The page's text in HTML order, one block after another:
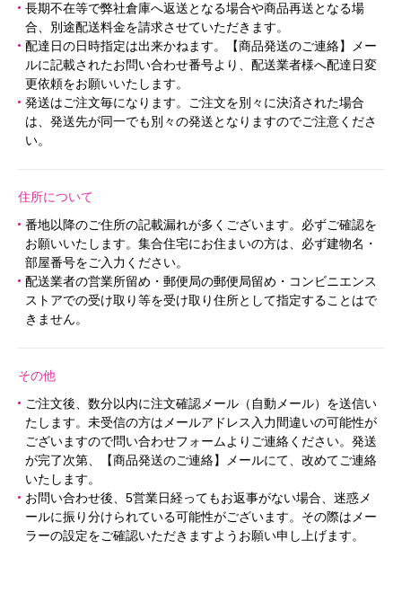
長期不在等で弊社倉庫へ返送となる場合や商品再送となる場
合、別途配送料金を請求させていただきます。
配達日の日時指定は出来かねます。【商品発送のご連絡】メー
ルに記載されたお問い合わせ番号より、配送業者様へ配達日変
更依頼をお願いいたします。
発送はご注文毎になります。ご注文を別々に決済された場合
は、発送先が同一でも別々の発送となりますのでご注意くださ
い。
住所について
番地以降のご住所の記載漏れが多くございます。必ずご確認を
お願いいたします。集合住宅にお住まいの方は、必ず建物名・
部屋番号をご入力ください。
配送業者の営業所留め・郵便局の郵便局留め・コンビニエンス
ストアでの受け取り等を受け取り住所として指定することはで
きません。
その他
ご注文後、数分以内に注文確認メール（自動メール）を送信い
たします。未受信の方はメールアドレス入力間違いの可能性が
ございますので問い合わせフォームよりご連絡ください。発送
が完了次第、【商品発送のご連絡】メールにて、改めてご連絡
いたします。
お問い合わせ後、5営業日経ってもお返事がない場合、迷惑メ
ールに振り分けられている可能性がございます。その際はメー
ラーの設定をご確認いただきますようお願い申し上げます。